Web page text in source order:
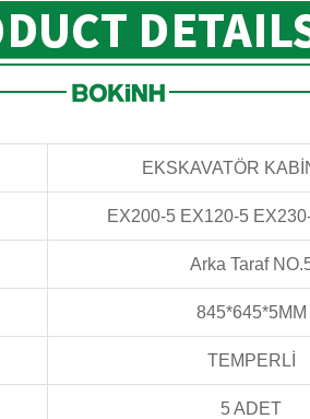
EKSKAVATÖR
EX200-5 EX120-5
Arka Taraf
845*645*5MM
TEMPERLİ
5 ADET